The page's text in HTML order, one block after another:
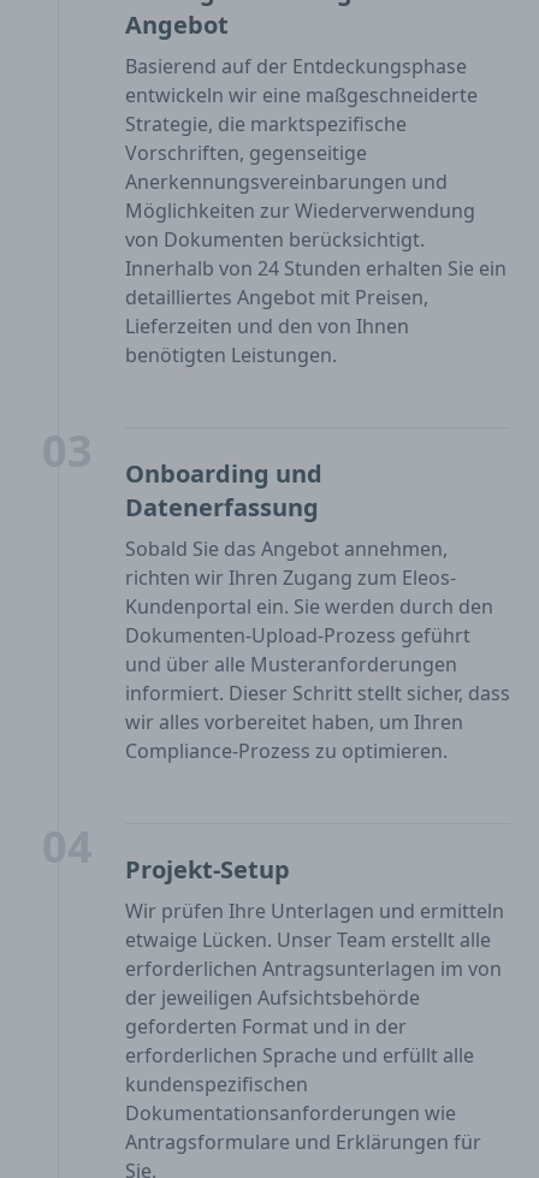
Angebot
Basierend auf der Entdeckungsphase
entwickeln wir eine maßgeschneiderte
Strategie, die marktspezifische
Vorschriften, gegenseitige
Anerkennungsvereinbarungen und
Möglichkeiten zur Wiederverwendung
von Dokumenten berücksichtigt.
Innerhalb von 24 Stunden erhalten Sie ein
detailliertes Angebot mit Preisen,
Lieferzeiten und den von Ihnen
benötigten Leistungen.
Onboarding und
Datenerfassung
Sobald Sie das Angebot annehmen,
richten wir Ihren Zugang zum Eleos-
Kundenportal ein. Sie werden durch den
Dokumenten-Upload-Prozess geführt
und über alle Musteranforderungen
informiert. Dieser Schritt stellt sicher, dass
wir alles vorbereitet haben, um Ihren
Compliance-Prozess zu optimieren.
Projekt-Setup
Wir prüfen Ihre Unterlagen und ermitteln
etwaige Lücken. Unser Team erstellt alle
erforderlichen Antragsunterlagen im von
der jeweiligen Aufsichtsbehörde
geforderten Format und in der
erforderlichen Sprache und erfüllt alle
kundenspezifischen
Dokumentationsanforderungen wie
Antragsformulare und Erklärungen für
Sie.